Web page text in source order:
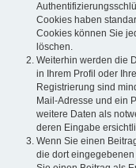
Cookies haben
Cookies können Sie
löschen.
Weiterhin werden die
in Ihrem Profil oder
Registrierung sind
Mail-Adresse und ein
weitere Daten als
deren Eingabe
Wenn Sie einen
die dort